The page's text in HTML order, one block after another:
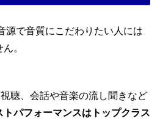
源で音質にこだわりたい人には
。
聴、会話や音楽の流し聞きなど
パフォーマンスはトップクラス